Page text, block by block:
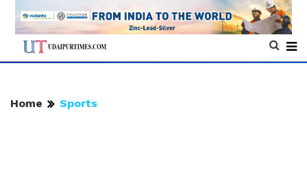
Home Sports